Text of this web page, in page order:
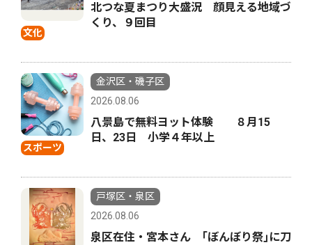
文化
北つな夏まつり大盛況 顔見える地域づ
くり、９回目
スポーツ
金沢区・磯子区
2026.08.06
八景島で無料ヨット体験 ８月15
日、23日 小学４年以上
戸塚区・泉区
2026.08.06
泉区在住・宮本さん ｢ぼんぼり祭｣に刀